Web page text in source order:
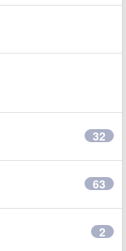
32
63
2